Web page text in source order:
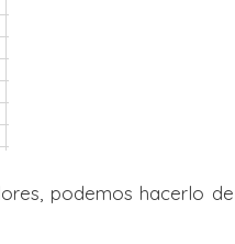
podemos hacerlo de